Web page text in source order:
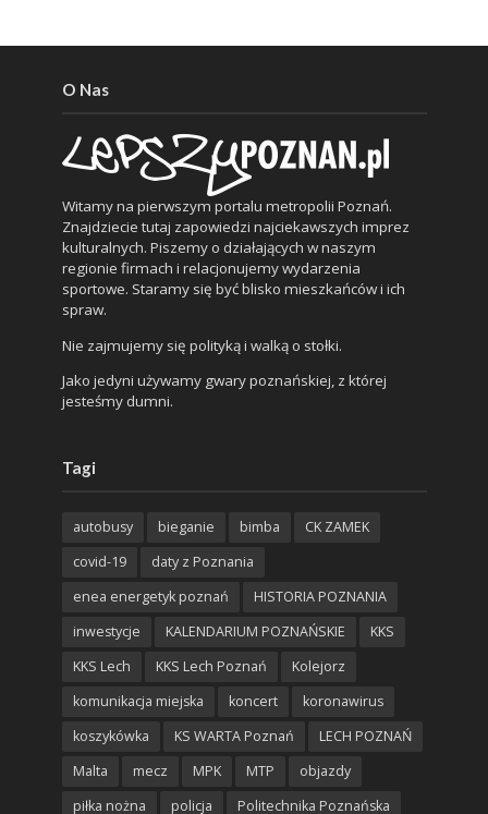
O Nas
Witamy na pierwszym portalu metropolii Poznań.
Znajdziecie tutaj zapowiedzi najciekawszych imprez
kulturalnych. Piszemy o działających w naszym
regionie firmach i relacjonujemy wydarzenia
sportowe. Staramy się być blisko mieszkańców i ich
spraw.
Nie zajmujemy się polityką i walką o stołki.
Jako jedyni używamy gwary poznańskiej, z której
jesteśmy dumni.
Tagi
autobusy bieganie bimba
CK ZAMEK
covid-19
daty z Poznania
enea energetyk poznań
HISTORIA POZNANIA
inwestycje
KALENDARIUM POZNAŃSKIE
KKS
KKS Lech
KKS Lech Poznań
Kolejorz
komunikacja miejska
koncert
koronawirus
koszykówka
KS WARTA Poznań
LECH POZNAŃ
Malta
mecz MPK MTP
objazdy
piłka nożna
policja Politechnika Poznańska